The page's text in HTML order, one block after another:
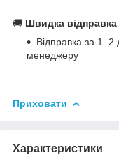
🚚 Швидка відправка
Відправка за
менеджеру
Приховати
Характеристики